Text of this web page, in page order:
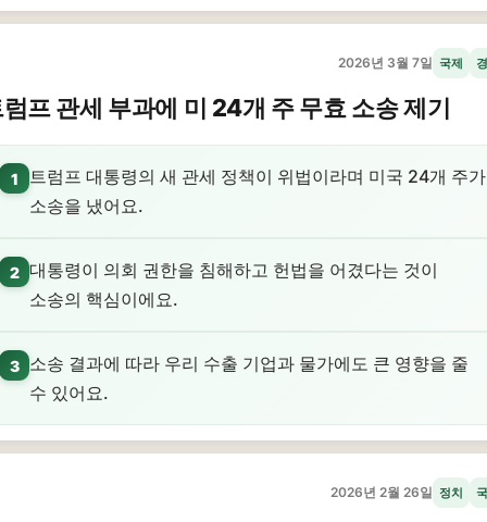
2026년 3월 7일 국제
프 관세 부과에 미 24개 주 무효 소송 제기
1
트럼프 대통령의 새 관세 정책이 위법이라며 미국 24개 주가
소송을 냈어요.
2 대통령이 의회 권한을 침해하고 헌법을 어겼다는 것이
소송의 핵심이에요.
3
소송 결과에 따라 우리 수출 기업과 물가에도 큰 영향을 줄
수 있어요.
2026년 2월 26일 정치